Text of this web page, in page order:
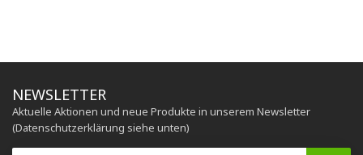
NEWSLETTER
Aktuelle Aktionen und neue Produkte in unserem Newsletter
(Datenschutzerklärung siehe unten)